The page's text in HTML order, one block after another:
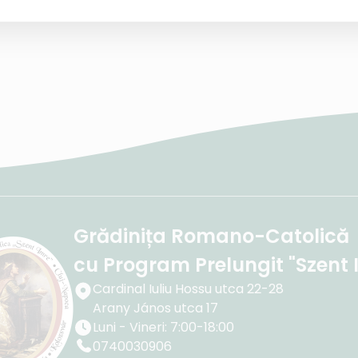
Grădinița Romano-Catolică
cu Program Prelungit "Szent
Cardinal Iuliu Hossu utca 22-28
Arany János utca 17
Luni - Vineri: 7:00-18:00
0740030906